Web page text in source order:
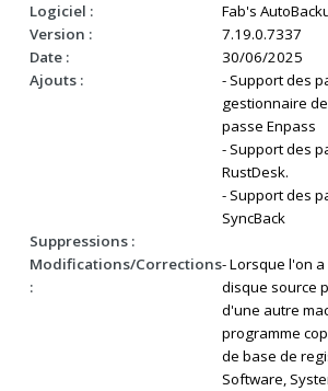
Logiciel :
Fab's
Version :
7.19.0.7337
Date :
30/06/2025
Ajouts :
- Support des
gestionnaire
passe Enpass
- Support des
RustDesk.
- Support des
SyncBack
Suppressions :
Modifications/Corrections
:
- Lorsque l'on
disque source
d'une autre
programme
de base de
Software,